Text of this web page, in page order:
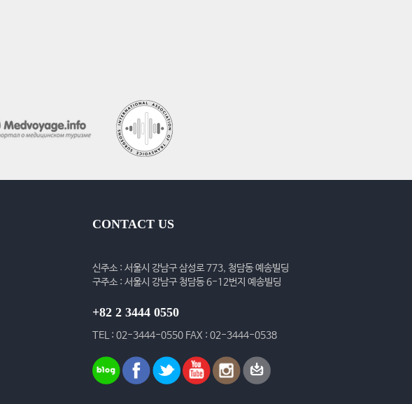
CONTACT US
신주소 : 서울시 강남구 삼성로 773, 청담동 예송빌딩
구주소 : 서울시 강남구 청담동 6-12번지 예송빌딩
+82 2 3444 0550
TEL : 02-3444-0550 FAX : 02-3444-0538